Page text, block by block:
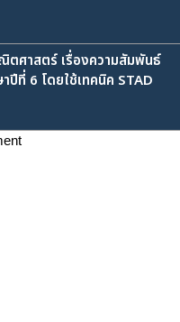
ตศาสตร์ เรื่องความสัมพันธ์
ที่ 6 โดยใช้เทคนิค STAD